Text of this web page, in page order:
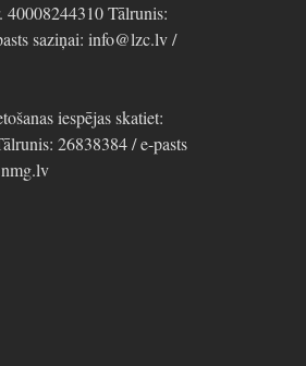
40008244310 Tālrunis:
saziņai: info@lzc.lv /
iespējas skatiet:
26838384 / e-pasts